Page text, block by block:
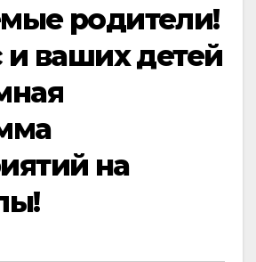
родители!
и ваших детей
на